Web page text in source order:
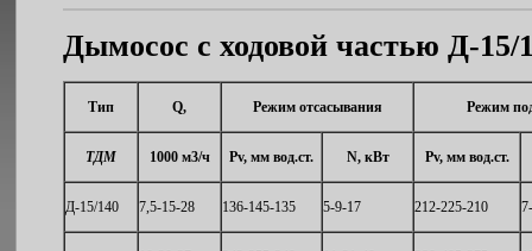
Дымосос с ходовой частью Д-15/
Тип Q, Режим отсасывания Режим
ТДМ 1000 м3/ч Рv, мм вод.ст. N, кВт Рv, мм вод.ст.
Д-15/140 7,5-15-28 136-145-135 5-9-17 212-225-210